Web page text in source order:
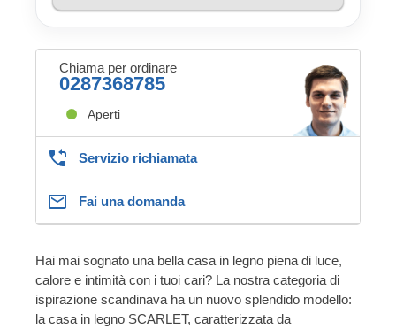
Chiama per ordinare
0287368785
Aperti
Servizio richiamata
Fai una domanda
Hai mai sognato una bella casa in legno piena di luce,
calore e intimità con i tuoi cari? La nostra categoria di
ispirazione scandinava ha un nuovo splendido modello:
la casa in legno SCARLET, caratterizzata da